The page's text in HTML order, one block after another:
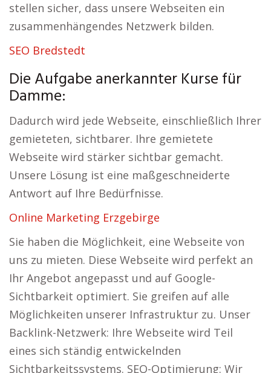
stellen sicher, dass unsere Webseiten ein
zusammenhängendes Netzwerk bilden.
SEO Bredstedt
Die Aufgabe anerkannter Kurse für
Damme:
Dadurch wird jede Webseite, einschließlich Ihrer
gemieteten, sichtbarer. Ihre gemietete
Webseite wird stärker sichtbar gemacht.
Unsere Lösung ist eine maßgeschneiderte
Antwort auf Ihre Bedürfnisse.
Online Marketing Erzgebirge
Sie haben die Möglichkeit, eine Webseite von
uns zu mieten. Diese Webseite wird perfekt an
Ihr Angebot angepasst und auf Google-
Sichtbarkeit optimiert. Sie greifen auf alle
Möglichkeiten unserer Infrastruktur zu. Unser
Backlink-Netzwerk: Ihre Webseite wird Teil
eines sich ständig entwickelnden
Sichtbarkeitssystems. SEO-Optimierung: Wir